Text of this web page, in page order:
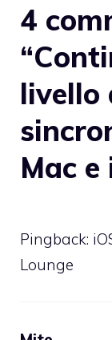
4
livello
Mac e
Pingback:
Lounge